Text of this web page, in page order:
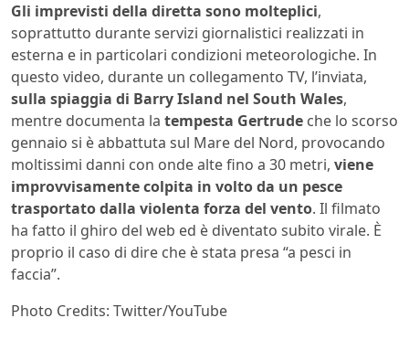
Gli imprevisti della diretta sono molteplici,
soprattutto durante servizi giornalistici realizzati in
esterna e in particolari condizioni meteorologiche. In
questo video, durante un collegamento TV, l’inviata,
sulla spiaggia di Barry Island nel South Wales,
mentre documenta la tempesta Gertrude che lo scorso
gennaio si è abbattuta sul Mare del Nord, provocando
moltissimi danni con onde alte fino a 30 metri, viene
improvvisamente colpita in volto da un pesce
trasportato dalla violenta forza del vento. Il filmato
ha fatto il ghiro del web ed è diventato subito virale. È
proprio il caso di dire che è stata presa “a pesci in
faccia”.
Photo Credits: Twitter/YouTube